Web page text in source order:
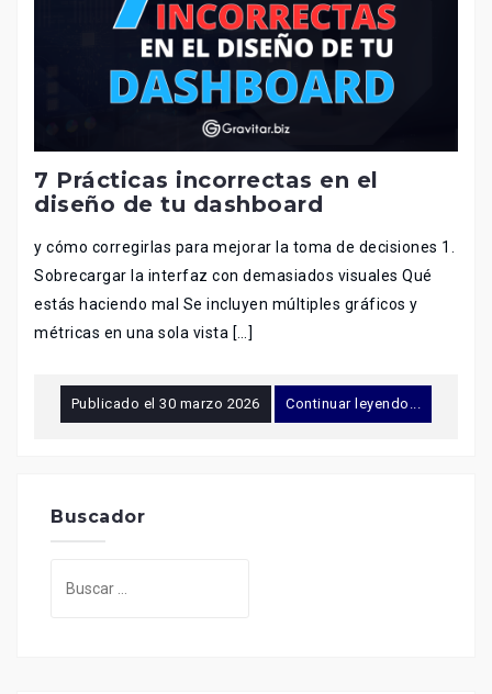
7 Prácticas incorrectas en el
diseño de tu dashboard
y cómo corregirlas para mejorar la toma de decisiones 1.
Sobrecargar la interfaz con demasiados visuales Qué
estás haciendo mal Se incluyen múltiples gráficos y
métricas en una sola vista […]
Publicado el30 marzo 2026 Continuar leyendo...
Buscador